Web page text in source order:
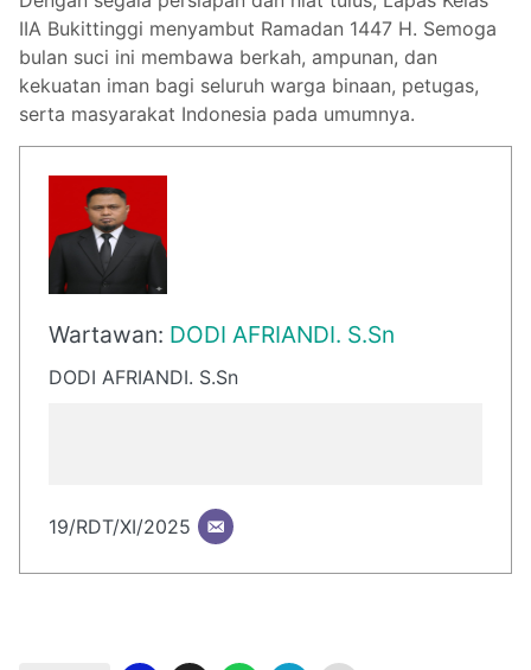
IIA Bukittinggi menyambut Ramadan 1447 H. Semoga
bulan suci ini membawa berkah, ampunan, dan
kekuatan iman bagi seluruh warga binaan, petugas,
serta masyarakat Indonesia pada umumnya.
Wartawan: DODI AFRIANDI. S.Sn
DODI AFRIANDI. S.Sn
19/RDT/XI/2025